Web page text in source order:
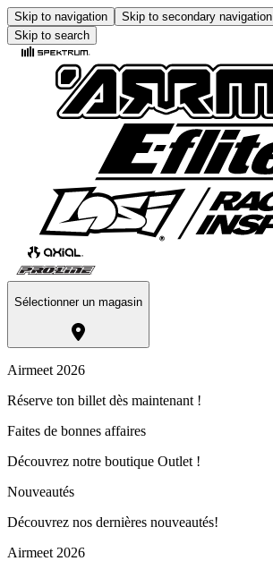
Skip to navigation Skip to secondary navigation
Skip to search
Sélectionner un magasin
Airmeet 2026
Réserve ton billet dès maintenant !
Faites de bonnes affaires
Découvrez notre boutique Outlet !
Nouveautés
Découvrez nos dernières nouveautés!
Airmeet 2026